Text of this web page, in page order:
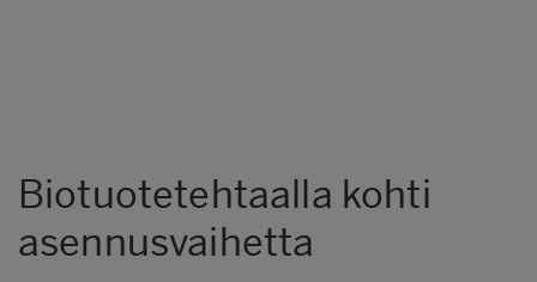
Biotuotetehtaalla kohti
asennusvaihetta